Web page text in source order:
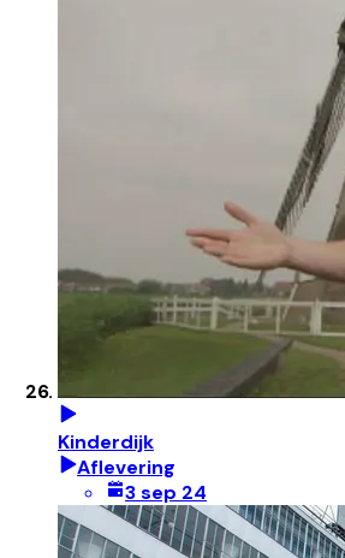
Kinderdijk
Aflevering
3 sep 24